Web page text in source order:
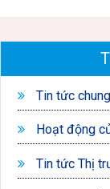
Tin tức chung
Hoạt động
Tin tức Thị